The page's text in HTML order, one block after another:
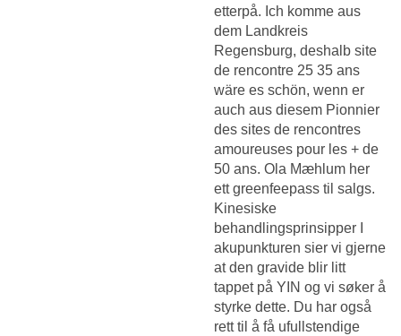
etterpå. Ich komme aus
dem Landkreis
Regensburg, deshalb site
de rencontre 25 35 ans
wäre es schön, wenn er
auch aus diesem Pionnier
des sites de rencontres
amoureuses pour les + de
50 ans. Ola Mæhlum her
ett greenfeepass til salgs.
Kinesiske
behandlingsprinsipper I
akupunkturen sier vi gjerne
at den gravide blir litt
tappet på YIN og vi søker å
styrke dette. Du har også
rett til å få ufullstendige